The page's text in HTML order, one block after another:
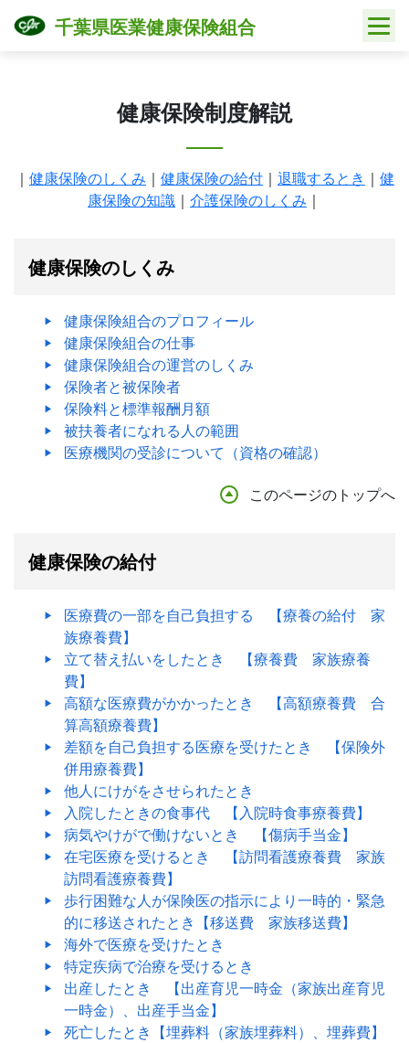
千葉県医業健康保険組合
健康保険制度解説
｜ 健康保険のしくみ ｜ 健康保険の給付 ｜ 退職するとき ｜ 健
康保険の知識 ｜ 介護保険のしくみ ｜
健康保険のしくみ
健康保険組合のプロフィール
健康保険組合の仕事
健康保険組合の運営のしくみ
保険者と被保険者
保険料と標準報酬月額
被扶養者になれる人の範囲
医療機関の受診について（資格の確認）
このページのトップへ
健康保険の給付
医療費の一部を自己負担する 【療養の給付 家
族療養費】
立て替え払いをしたとき 【療養費 家族療養
費】
高額な医療費がかかったとき 【高額療養費 合
算高額療養費】
差額を自己負担する医療を受けたとき 【保険外
併用療養費】
他人にけがをさせられたとき
入院したときの食事代 【入院時食事療養費】
病気やけがで働けないとき 【傷病手当金】
在宅医療を受けるとき 【訪問看護療養費 家族
訪問看護療養費】
歩行困難な人が保険医の指示により一時的・緊急
的に移送されたとき【移送費 家族移送費】
海外で医療を受けたとき
特定疾病で治療を受けるとき
出産したとき 【出産育児一時金（家族出産育児
一時金）、出産手当金】
死亡したとき【埋葬料（家族埋葬料）、埋葬費】